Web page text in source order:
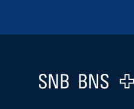
Logo